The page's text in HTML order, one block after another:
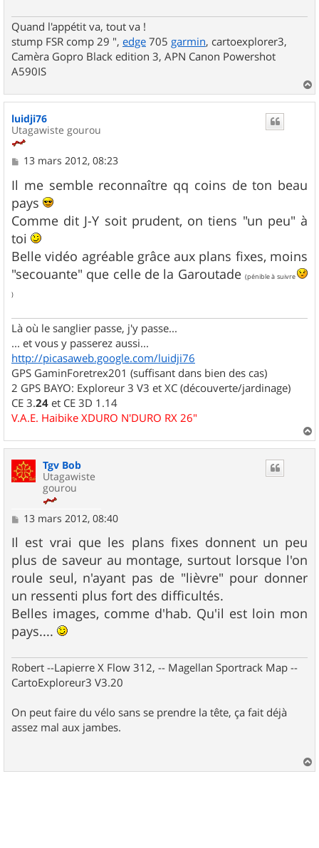
Quand l'appétit va, tout va !
stump FSR comp 29 ", edge 705 garmin, cartoexplorer3,
Camèra Gopro Black edition 3, APN Canon Powershot
A590IS
a
luidji76
Utagawiste gourou
M
a
g
e
13 mars 2012, 08:23
Il me semble reconnaître qq coins de ton beau
pays
Comme dit J-Y soit prudent, on tiens "un peu" à
toi
Belle vidéo agréable grâce aux plans fixes, moins
"secouante" que celle de la Garoutade (pénible à suivre
)
Là où le sanglier passe, j'y passe...
... et vous y passerez aussi...
http://picasaweb.google.com/luidji76
GPS GaminForetrex201 (suffisant dans bien des cas)
2 GPS BAYO: Exploreur 3 V3 et XC (découverte/jardinage)
CE 3.24 et CE 3D 1.14
V.A.E. Haibike XDURO N'DURO RX 26"
a
Tgv Bob
Utagawiste
gourou
M
s
a
g
e
13 mars 2012, 08:40
Il est vrai que les plans fixes donnent un peu
plus de saveur au montage, surtout lorsque l'on
roule seul, n'ayant pas de "lièvre" pour donner
un ressenti plus fort des difficultés.
Belles images, comme d'hab. Qu'il est loin mon
pays....
Robert --Lapierre X Flow 312, -- Magellan Sportrack Map --
CartoExploreur3 V3.20
On peut faire du vélo sans se prendre la tête, ça fait déjà
assez mal aux jambes.
a